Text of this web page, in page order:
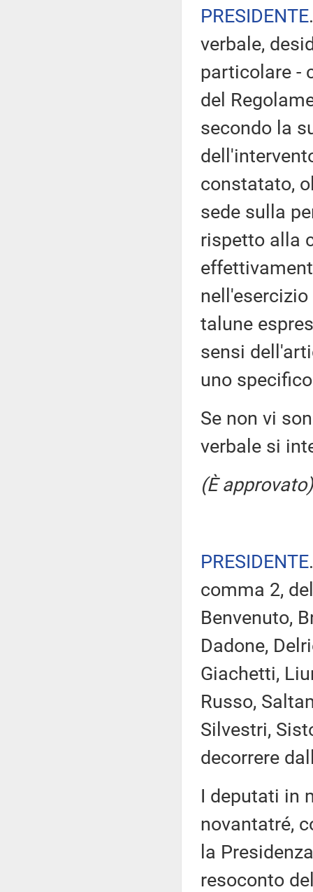
PRESIDENTE
verbale,
particolare -
del
secondo la
constatato,
sede sulla
rispetto alla
talune
sensi
uno
Se non vi
verbale si
(È approvato)
PRESIDENTE
comma 2,
Benvenuto,
Dadone,
Giachetti,
Russo,
Silvestri,
decorrere
I deputati in
novantatré,
la
resoconto